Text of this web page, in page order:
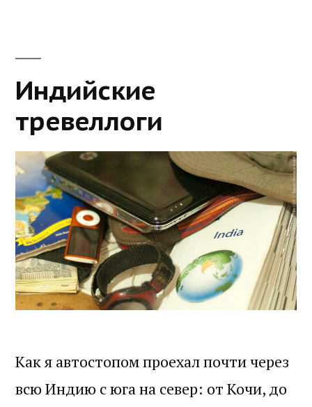
Индийские
тревеллоги
Как я автостопом проехал почти через
всю Индию с юга на север: от Кочи, до